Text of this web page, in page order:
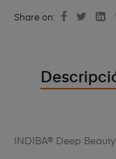
Share on:
INDIBA® Deep